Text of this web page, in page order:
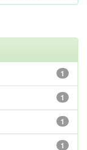
1
1
1
1